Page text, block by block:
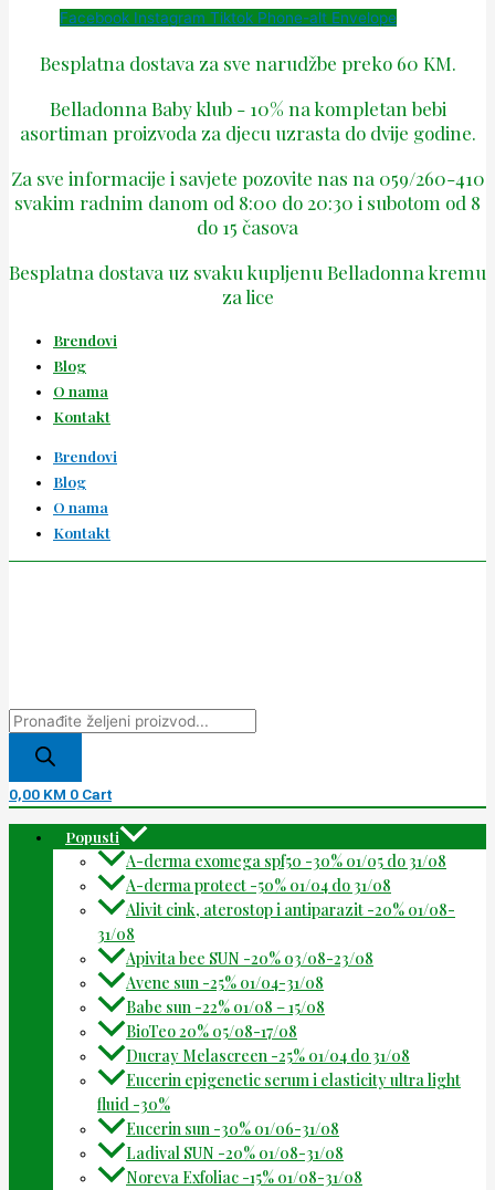
Facebook Instagram Tiktok Phone-alt Envelope
Besplatna dostava za sve narudžbe preko 60 KM.
Belladonna Baby klub - 10% na kompletan bebi
asortiman proizvoda za djecu uzrasta do dvije godine.
Za sve informacije i savjete pozovite nas na 059/260-410
svakim radnim danom od 8:00 do 20:30 i subotom od 8
do 15 časova
Besplatna dostava uz svaku kupljenu Belladonna kremu
za lice
Brendovi
Blog
O nama
Kontakt
Brendovi
Blog
O nama
Kontakt
0,00 KM 0 Cart
Popusti
A-derma exomega spf50 -30% 01/05 do 31/08
A-derma protect -50% 01/04 do 31/08
Alivit cink, aterostop i antiparazit -20% 01/08-
31/08
Apivita bee SUN -20% 03/08-23/08
Avene sun -25% 01/04-31/08
Babe sun -22% 01/08 – 15/08
BioTeo 20% 05/08-17/08
Ducray Melascreen -25% 01/04 do 31/08
Eucerin epigenetic serum i elasticity ultra light
fluid -30%
Eucerin sun -30% 01/06-31/08
Ladival SUN -20% 01/08-31/08
Noreva Exfoliac -15% 01/08-31/08